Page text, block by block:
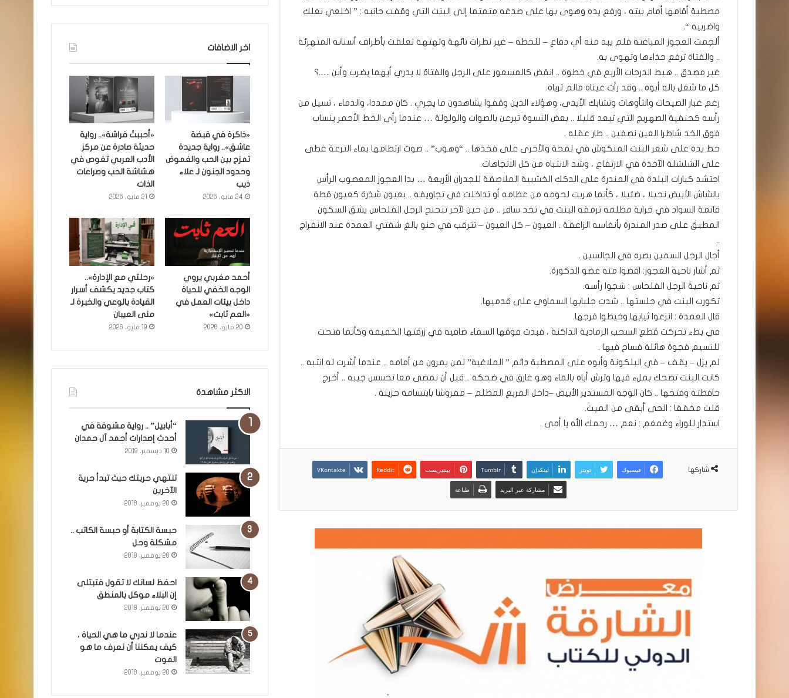
مصطبة أقامها أمام بيته ، ورفع يده وهوى بها على صدغه متمتما إلى البنت التي وقفت جانبه : ” اخلعي نعلك
واضربيه “.
ألجمت العجوز المباغتة فلم يبد منه أي دفاع – للحظة – غير نظرات تائهة وتهتهة تعلقت بأطراف أسنانه المتهرئة
.. والفتاة ترفع حذاءها وتهوى به.
غير مصدق .. هبط الدرجات الأربع في خطوة .. انقض كالمسعور على الرجل والفتاة لا يدري أيهما يضرب وأين ….؟
كل ما شغل باله أبوه .. وقد رأت عيناه مالم ترياه.
رغم غبار الصيحات والتأوهات وتشابك الأيدى، وهؤلاء الذين وقفوا يشاهدون ما يجري . كان ممددا، والدماء ، تسيل من
رأسه كحنفية الصهريج التي تبعد قليلا .. بعض النسوة تبرعن بالصوات والولولة … عندما رأى الخط الأحمر ينساب
فوق الخد شاطرا العين نصفين .. طار عقله .
حط يده على شعر البنت المنكوش في لمحة والأخرى على فخذها .. “وهوب” .. صوت ارتطامها بماء الترعة غطى
على الشلشلة الآخذة في الارتفاع ، وشد الانتباه من كل الاتجاهات.
احتشد كبارات البلدة في المندرة على الدكك الخشبية الملاصقة للجدران الأربعة … بدا العجوز المعصوب الرأس
بالشاش الأبيض نحيلا ، ضئيلا ، كأنما هربت لحومه من عظامه أو تداخلت في تجاويفه .. بعيون شذرة كعيون قطة
قاتمة السواد في خرابة مظلمة ترمقه البنت في تحد سافر .. من حين لآخر تنحنح الرجل الفلحاس يشق السكون
المطبق على صدر المندرة بأنفاسه الزاعقة . العيون – كل العيون – تترقب في حنو بالغ شفتي العمدة عند الانفراج
..
أجال الرجل السمين بصره في الجالسين ..
ثم أشار ناحية العجوز: اقضوا منه عضو الذكورة.
ثم ناحية الرجل الفلحاس : شجوا رأسه.
تكورت البنت في جلستها .. شدت جلبابها السماوي على قدميها.
قال العمدة : انزعوا ثيابها وخيطوا فرجها.
في بطء تحركت قطع السحب الرمادية الداكنة ، فبدت فوقها السماء صافية في زرقتها الخفيفة وكأنما فتحت
للنسيم فجوة هائلة فساح فيها .
لم يزل – يقف – في البلكونة وأبوه على المصطبة دائم ” الملاغية” لمن يمرون من أمامه .. عندما أشرت له انتبه ..
كانت البنت تضحك بملء فيها وترش أباه بالماء وهو غارق في ضحكه .. قبل أن نمضى معا تحسس جيبه .. أخرج
حافظته وفتحها .. كان الوجه المستدير الأبيض –داخل المربع المظلم – مفروشا بابتسامة حزينة .
قلت مخففا : الحى أبقى من الميت.
استدار للوراء وغمغم : نعم … رحمك الله يا أمى .
شاركها فيسبوك تويتر لينكدإن بينتيريست
مشاركة عبر البريد طباعة
اخر الاضافات
«ذاكرة في قبضة
عاشق».. رواية جديدة
تمزج بين الحب والغموض
وحدود الجنون لـ علاء
ذيب
24 مايو، 2026
«أحببتُ فراشة».. رواية
حديثة صادرة عن مركز
الأدب العربي تغوص في
هشاشة الحب وصراعات
الذات
21 مايو، 2026
أحمد مغربي يروي
الوجه الخفي للحياة
داخل بيئات العمل في
«العم ثابت»
20 مايو، 2026
«رحلتي مع الإدارة»..
كتاب جديد يكشف أسرار
القيادة بالوعي والخبرة لـ
منى العيبان
19 مايو، 2026
الاكثر مشاهدة
“أبابيل” .. رواية مشوقة في
أحدث إصدارات أحمد آل حمدان
10 ديسمبر، 2019
تنتهي حريتك حيث تبدأ حرية
الآخرين
20 نوفمبر، 2018
حبسة الكتابة أو حبسة الكاتب ..
مشكلة وحل
20 نوفمبر، 2018
احفظ لسانك لا تقول فتبتلى
إن البلاء موكل بالمنطق
20 نوفمبر، 2018
عندما لا ندري ما هي الحياة ،
كيف يمكننا أن نعرف ما هو
الموت
20 نوفمبر، 2018